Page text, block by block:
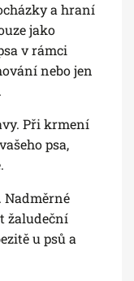
a hraní
jako
v rámci
nebo jen
Při krmení
psa,
Nadměrné
žaludeční
u psů a